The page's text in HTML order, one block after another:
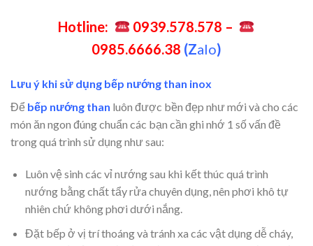
Hotline:
0939.578.578 –
0985.6666.38 (Zalo)
Lưu ý khi sử dụng bếp nướng than inox
Để bếp nướng than luôn được bền đẹp như mới và cho các
món ăn ngon đúng chuẩn các bạn cần ghi nhớ 1 số vấn đề
trong quá trình sử dụng như sau:
Luôn vệ sinh các vỉ nướng sau khi kết thúc quá trình
nướng bằng chất tẩy rửa chuyên dụng, nên phơi khô tự
nhiên chứ không phơi dưới nắng.
Đặt bếp ở vị trí thoáng và tránh xa các vật dụng dễ cháy,